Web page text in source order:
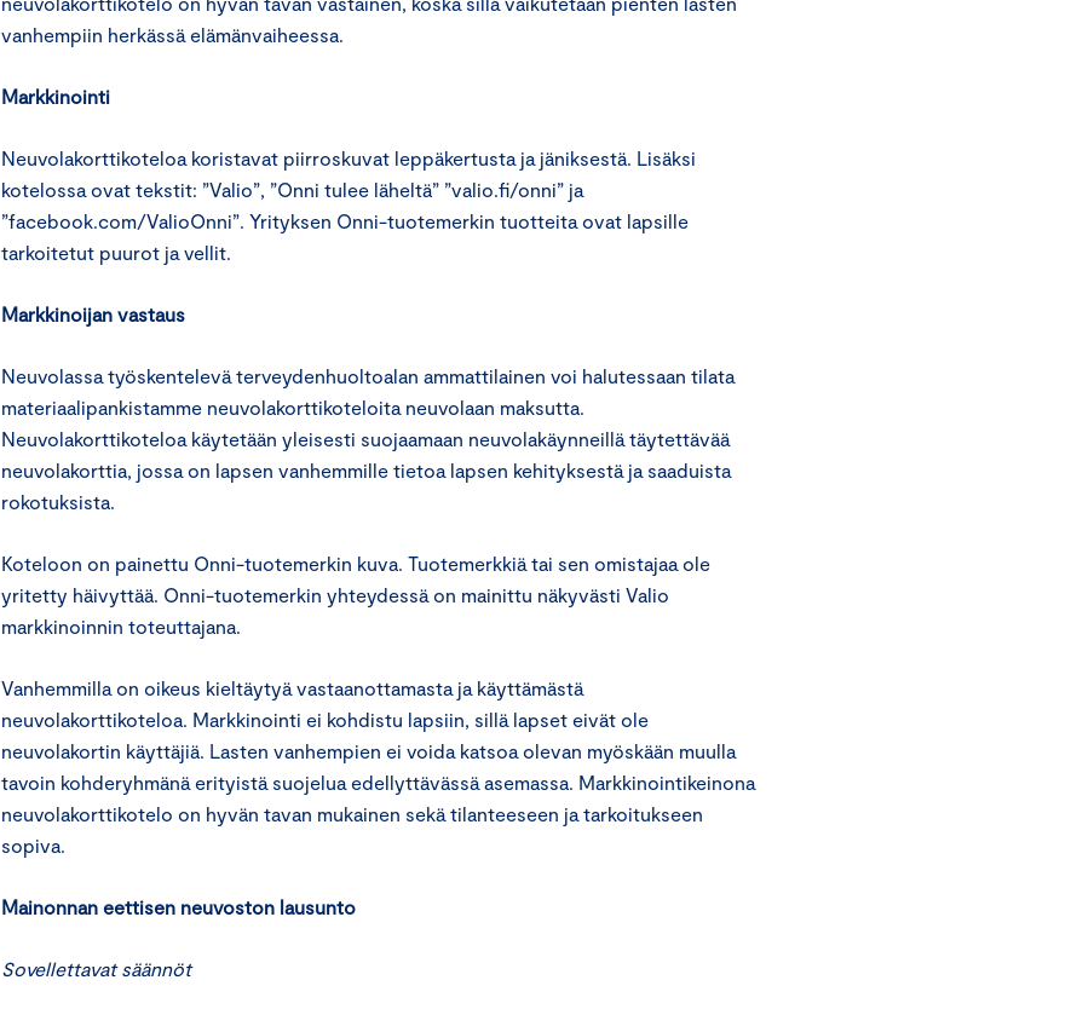
vanhempiin herkässä elämänvaiheessa.
Markkinointi
Neuvolakorttikoteloa koristavat piirroskuvat leppäkertusta ja jäniksestä. Lisäksi
kotelossa ovat tekstit: ”Valio”, ”Onni tulee läheltä” ”valio.fi/onni” ja
”facebook.com/ValioOnni”. Yrityksen Onni-tuotemerkin tuotteita ovat lapsille
tarkoitetut puurot ja vellit.
Markkinoijan vastaus
Neuvolassa työskentelevä terveydenhuoltoalan ammattilainen voi halutessaan tilata
materiaalipankistamme neuvolakorttikoteloita neuvolaan maksutta.
Neuvolakorttikoteloa käytetään yleisesti suojaamaan neuvolakäynneillä täytettävää
neuvolakorttia, jossa on lapsen vanhemmille tietoa lapsen kehityksestä ja saaduista
rokotuksista.
Koteloon on painettu Onni-tuotemerkin kuva. Tuotemerkkiä tai sen omistajaa ole
yritetty häivyttää. Onni-tuotemerkin yhteydessä on mainittu näkyvästi Valio
markkinoinnin toteuttajana.
Vanhemmilla on oikeus kieltäytyä vastaanottamasta ja käyttämästä
neuvolakorttikoteloa. Markkinointi ei kohdistu lapsiin, sillä lapset eivät ole
neuvolakortin käyttäjiä. Lasten vanhempien ei voida katsoa olevan myöskään muulla
tavoin kohderyhmänä erityistä suojelua edellyttävässä asemassa. Markkinointikeinona
neuvolakorttikotelo on hyvän tavan mukainen sekä tilanteeseen ja tarkoitukseen
sopiva.
Mainonnan eettisen neuvoston lausunto
Sovellettavat säännöt